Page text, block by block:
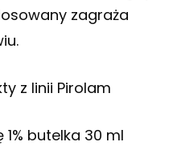
zagraża
z linii Pirolam
butelka 30 ml